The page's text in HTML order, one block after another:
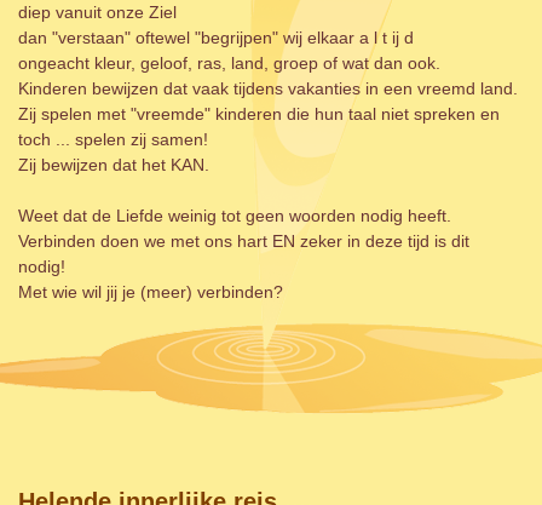
diep vanuit onze Ziel
dan "verstaan" oftewel "begrijpen" wij elkaar a l t ij d
ongeacht kleur, geloof, ras, land, groep of wat dan ook.
Kinderen bewijzen dat vaak tijdens vakanties in een vreemd land.
Zij spelen met "vreemde" kinderen die hun taal niet spreken en
toch ... spelen zij samen!
Zij bewijzen dat het KAN.
Weet dat de Liefde weinig tot geen woorden nodig heeft.
Verbinden doen we met ons hart EN zeker in deze tijd is dit
nodig!
Met wie wil jij je (meer) verbinden?